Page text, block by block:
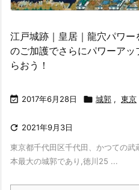
江戸城跡｜皇居｜龍穴パワ
のご加護でさらにパワーア
らおう！
 2017年6月28日  城郭 , 東京
 2021年9月3日
東京都千代田区千代田、かつての
本最大の城郭であり,徳川25 ...